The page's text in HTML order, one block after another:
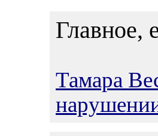
Главное,
Тамара